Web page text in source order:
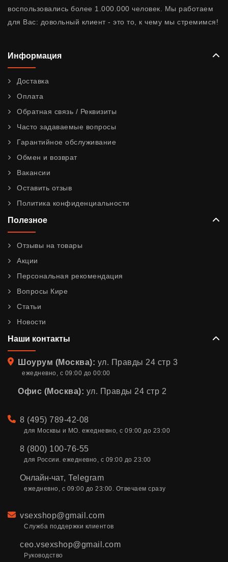
воспользовались более 1.000.000 человек. Мы работаем
для Вас: довольный клиент - это то, к чему мы стремимся!
Информация
Доставка
Оплата
Обратная связь / Реквизиты
Часто задаваемые вопросы
Гарантийное обслуживание
Обмен и возврат
Вакансии
Оставить отзыв
Политика конфиденциальности
Полезное
Отзывы на товары
Акции
Персональная рекомендация
Вопросы Кире
Статьи
Новости
Наши контакты
Адрес
Шоурум (Москва): ул. Правды 24 стр 3
ежедневно, с 09:00 до 00:00
Офис (Москва): ул. Правды 24 стр 2
Телефон
8 (495) 789-42-08
для Москвы и МО. ежедневно, с 09:00 до 23:00
8 (800) 100-76-55
для России. ежедневно, с 09:00 до 23:00
Онлайн-чат, Telegram
ежедневно, с 09:00 до 23:00. Отвечаем сразу
Email
vsexshop@gmail.com
Служба поддержки клиентов
ceo.vsexshop@gmail.com
Руководство